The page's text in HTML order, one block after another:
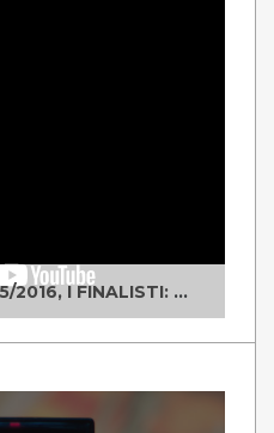
UNO TWO DREI 2015/2016, I FINALISTI: CLASSE IV ALS ISTITUTO "DEGASPERI" BORGO VALSUGANA